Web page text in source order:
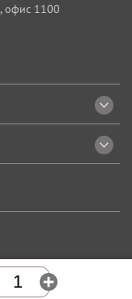
офис 1100